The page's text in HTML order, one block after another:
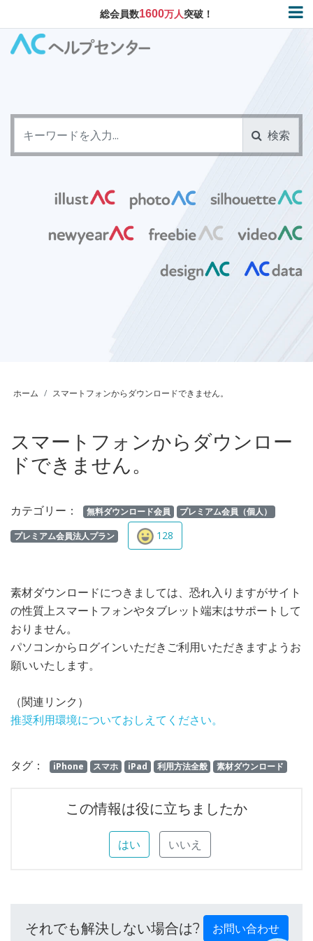
総会員数1600万人突破！
検索
ホーム スマートフォンからダウンロードできません。
スマートフォンからダウンロー
ドできません。
カテゴリー： 無料ダウンロード会員 プレミアム会員（個人）
プレミアム会員法人プラン 128
素材ダウンロードにつきましては、恐れ入りますがサイト
の性質上スマートフォンやタブレット端末はサポートして
おりません。
パソコンからログインいただきご利用いただきますようお
願いいたします。
（関連リンク）
推奨利用環境についておしえてください。
タグ： iPhone スマホ iPad 利用方法全般 素材ダウンロード
この情報は役に立ちましたか
はい いいえ
それでも解決しない場合は? お問い合わせ